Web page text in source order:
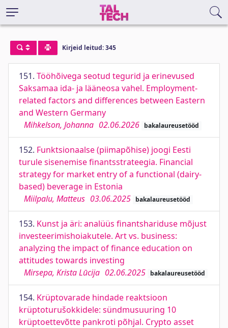
Kirjeid leitud: 345
151. Tööhõivega seotud tegurid ja erinevused
Saksamaa ida- ja lääneosa vahel. Employment-
related factors and differences between Eastern
and Western Germany
Mihkelson, Johanna 02.06.2026 bakalaureusetööd
152. Funktsionaalse (piimapõhise) joogi Eesti
turule sisenemise finantsstrateegia. Financial
strategy for market entry of a functional (dairy-
based) beverage in Estonia
Miilpalu, Matteus 03.06.2025 bakalaureusetööd
153. Kunst ja äri: analüüs finantshariduse mõjust
investeerimishoiakutele. Art vs. business:
analyzing the impact of finance education on
attitudes towards investing
Mirsepa, Krista Lūcija 02.06.2025 bakalaureusetööd
154. Krüptovarade hindade reaktsioon
krüptoturušokkidele: sündmusuuring 10
krüptoettevõtte pankroti põhjal. Crypto asset